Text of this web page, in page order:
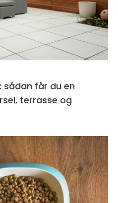
sådan får du en
terrasse og